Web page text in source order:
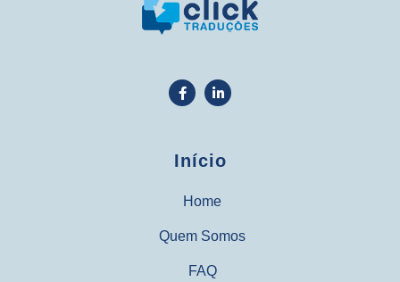
Início
Home
Quem Somos
FAQ